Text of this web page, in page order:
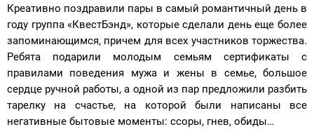
Креативно поздравили пары в самый романтичный день в
году группа «КвестБэнд», которые сделали день еще более
запоминающимся, причем для всех участников торжества.
Ребята подарили молодым семьям сертификаты с
правилами поведения мужа и жены в семье, большое
сердце ручной работы, а одной из пар предложили разбить
тарелку на счастье, на которой были написаны все
негативные бытовые моменты: ссоры, гнев, обиды…